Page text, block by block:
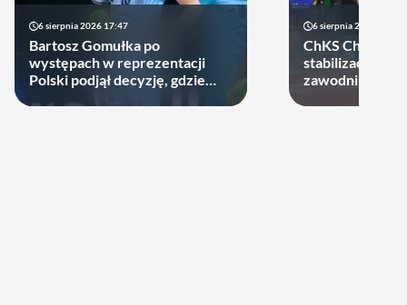
6 sierpnia 2026 17:47
Bartosz Gomułka po
występach w reprezentacji
Polski podjął decyzję, gdzie
6 sierpnia 2026 10:14
ChKS Chełm
stabilizację.
zawodników